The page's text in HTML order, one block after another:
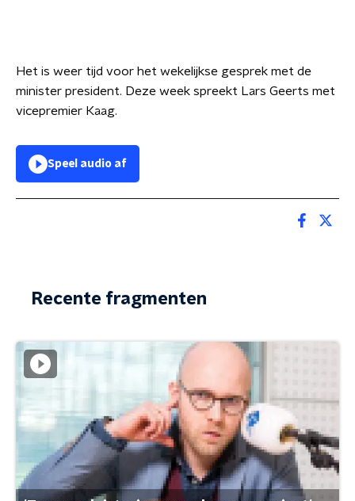
Het is weer tijd voor het wekelijkse gesprek met de
minister president. Deze week spreekt Lars Geerts met
vicepremier Kaag.
Speel audio af
Recente fragmenten